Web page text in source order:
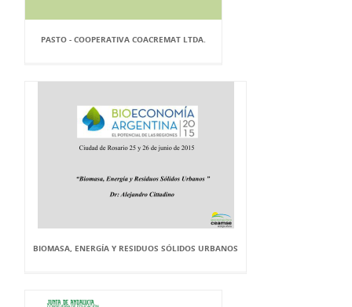
PASTO - COOPERATIVA COACREMAT LTDA.
BIOMASA, ENERGÍA Y RESIDUOS SÓLIDOS URBANOS